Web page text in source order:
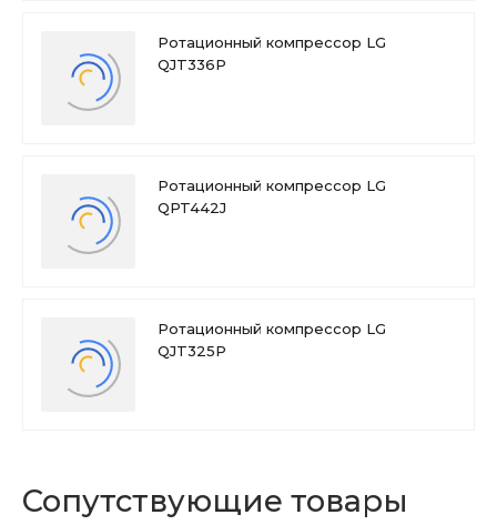
Ротационный компрессор LG
QJT336P
Ротационный компрессор LG
QPT442J
Ротационный компрессор LG
QJT325P
Сопутствующие товары